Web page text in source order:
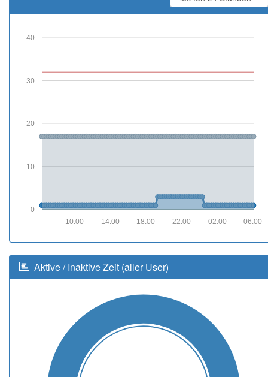
0
10
20
30
40
06:00
02:00
22:00
18:00
14:00
10:00
Aktive / Inaktive Zeit (aller User)